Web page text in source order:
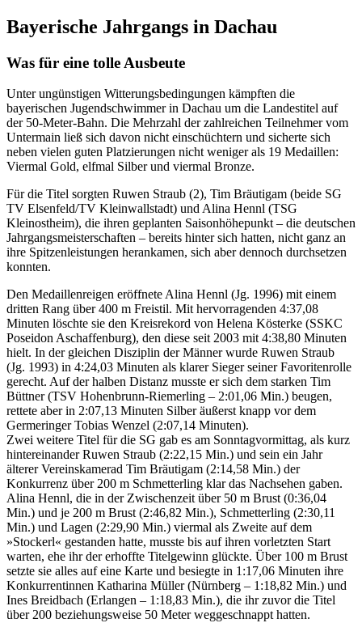
Bayerische Jahrgangs in Dachau
Was für eine tolle Ausbeute
Unter ungünstigen Witterungsbedingungen kämpften die
bayerischen Jugendschwimmer in Dachau um die Landestitel auf
der 50-Meter-Bahn. Die Mehrzahl der zahlreichen Teilnehmer vom
Untermain ließ sich davon nicht einschüchtern und sicherte sich
neben vielen guten Platzierungen nicht weniger als 19 Medaillen:
Viermal Gold, elfmal Silber und viermal Bronze.
Für die Titel sorgten Ruwen Straub (2), Tim Bräutigam (beide SG
TV Elsenfeld/TV Kleinwallstadt) und Alina Hennl (TSG
Kleinostheim), die ihren geplanten Saisonhöhepunkt – die deutschen
Jahrgangsmeisterschaften – bereits hinter sich hatten, nicht ganz an
ihre Spitzenleistungen herankamen, sich aber dennoch durchsetzen
konnten.
Den Medaillenreigen eröffnete Alina Hennl (Jg. 1996) mit einem
dritten Rang über 400 m Freistil. Mit hervorragenden 4:37,08
Minuten löschte sie den Kreisrekord von Helena Kösterke (SSKC
Poseidon Aschaffenburg), den diese seit 2003 mit 4:38,80 Minuten
hielt. In der gleichen Disziplin der Männer wurde Ruwen Straub
(Jg. 1993) in 4:24,03 Minuten als klarer Sieger seiner Favoritenrolle
gerecht. Auf der halben Distanz musste er sich dem starken Tim
Büttner (TSV Hohenbrunn-Riemerling – 2:01,06 Min.) beugen,
rettete aber in 2:07,13 Minuten Silber äußerst knapp vor dem
Germeringer Tobias Wenzel (2:07,14 Minuten).
Zwei weitere Titel für die SG gab es am Sonntagvormittag, als kurz
hintereinander Ruwen Straub (2:22,15 Min.) und sein ein Jahr
älterer Vereinskamerad Tim Bräutigam (2:14,58 Min.) der
Konkurrenz über 200 m Schmetterling klar das Nachsehen gaben.
Alina Hennl, die in der Zwischenzeit über 50 m Brust (0:36,04
Min.) und je 200 m Brust (2:46,82 Min.), Schmetterling (2:30,11
Min.) und Lagen (2:29,90 Min.) viermal als Zweite auf dem
»Stockerl« gestanden hatte, musste bis auf ihren vorletzten Start
warten, ehe ihr der erhoffte Titelgewinn glückte. Über 100 m Brust
setzte sie alles auf eine Karte und besiegte in 1:17,06 Minuten ihre
Konkurrentinnen Katharina Müller (Nürnberg – 1:18,82 Min.) und
Ines Breidbach (Erlangen – 1:18,83 Min.), die ihr zuvor die Titel
über 200 beziehungsweise 50 Meter weggeschnappt hatten.